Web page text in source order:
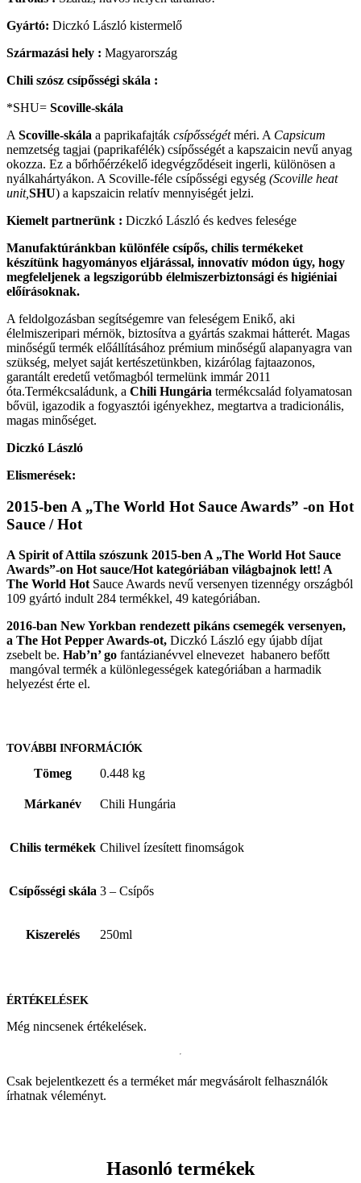
Gyártó: Diczkó László kistermelő
Származási hely : Magyarország
Chili szósz csípősségi skála :
*SHU= Scoville-skála
A Scoville-skála a paprikafajták csípősségétméri. A Capsicum
nemzetség tagjai (paprikafélék) csípősségét a kapszaicin nevű anyag
okozza. Ez a bőrhőérzékelő idegvégződéseit ingerli, különösen a
nyálkahártyákon. A Scoville-féle csípősségi egység (Scoville heat
unit,SHU) a kapszaicin relatív mennyiségét jelzi.
Kiemelt partnerünk : Diczkó László és kedves felesége
Manufaktúránkban különféle csípős, chilis termékeket
készítünk hagyományos eljárással, innovatív módon úgy, hogy
megfeleljenek a legszigorúbb élelmiszerbiztonsági és higiéniai
előírásoknak.
A feldolgozásban segítségemre van feleségem Enikő, aki
élelmiszeripari mérnök, biztosítva a gyártás szakmai hátterét. Magas
minőségű termék előállításához prémium minőségű alapanyagra van
szükség, melyet saját kertészetünkben, kizárólag fajtaazonos,
garantált eredetű vetőmagból termelünk immár 2011
óta.Termékcsaládunk, a Chili Hungária termékcsalád folyamatosan
bővül, igazodik a fogyasztói igényekhez, megtartva a tradicionális,
magas minőséget.
Diczkó László
Elismerések:
2015-ben A „The World Hot Sauce Awards” -on Hot
Sauce / Hot
A Spirit of Attila szószunk 2015-ben A „The World Hot Sauce
Awards”-on Hot sauce/Hot kategóriában világbajnok lett! A
The World Hot Sauce Awards nevű versenyen tizennégy országból
109 gyártó indult 284 termékkel, 49 kategóriában.
2016-ban New Yorkban rendezett pikáns csemegék versenyen,
a The Hot Pepper Awards-ot, Diczkó László egy újabb díjat
zsebelt be. Hab’n’ go fantázianévvel elnevezet habanero befőtt
mangóval termék a különlegességek kategóriában a harmadik
helyezést érte el.
TOVÁBBI INFORMÁCIÓK
Tömeg 0.448 kg
Márkanév Chili Hungária
Chilis termékek Chilivel ízesített finomságok
Csípősségi skála 3 – Csípős
Kiszerelés 250ml
ÉRTÉKELÉSEK
Még nincsenek értékelések.
Csak bejelentkezett és a terméket már megvásárolt felhasználók
írhatnak véleményt.
Hasonló termékek